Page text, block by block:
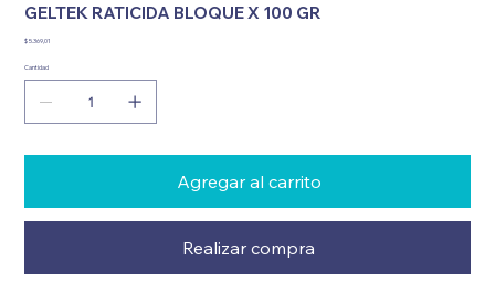
GELTEK RATICIDA BLOQUE X 100 GR
Precio
$ 5.369,01
Cantidad
Agregar al carrito
Realizar compra